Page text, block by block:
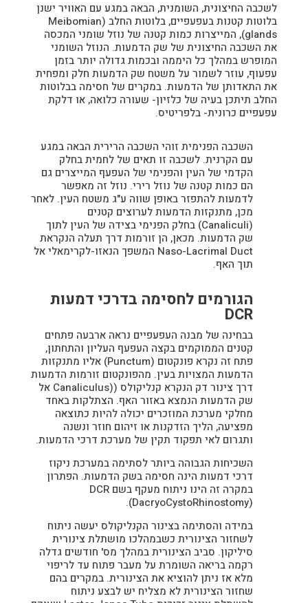
לשכבה החיצונית, השומנית, הבאה במגע עם האוויר ישנן
בלוטות קטנות בעפעפיים, בלוטות החלב (Meibomian
glands), המייצרות כמות קטנה של נוזל שומני המכסה
את השכבה החיצונית של שק הדמעות. הנוזל השומני
המופרש במהלך כל היממה ובכמות גדולה יותר בזמן
עפעוף, עוזר לשמור על משטח שק הדמעות חלק ומפחית
את התאדותן של הדמעות. במקרים של חסימה בבלוטות
החלב תיתכן בעיה של כלזיון- שעורה כלואה, או דלקת
עפעפיים כרונית- בלפריטיס.
השכבה הפנימית זוהי השכבה הרירית הבאה במגע
עם הקרנית. לשכבה זו תאים של לחמית בחלק
הקדמי של העין והפנימי של העפעף המייצרים גם
הם כמות קטנה של נוזל רירי. נוזל זה מאפשר
לדמעות להתפזר באופן שווה ע"ג משטח העין. לאחר
מכן, מתנקזות הדמעות לערוצים קטנים
(Canaliculi) בחלק הפנימי בצידה של העין לתוך
שק הדמעות. מכאן, הן זורמות דרך תעלה הנקראת
Naso-Lacrimal Duct המשפך הנאזו-לקרימאלי אל
תוך האף.
הגורמים לחסימה בדרכי דמעות
DCR
בבחינה של מבנה העפעפיים נראה ארבעה פתחים
קטנים הממוקמים בקצה העפעף העליון והתחתון,
פתח זה נקרא פונקטום (Punctum) אליו מתנקזות
הדמעות המצויות בעין. מהפונקטום זורמות הדמעות
דרך צינור דק הנקרא קנליקולס ((Canaliculus אל
שק הדמעות הנמצא באזור האף. הצתלקות באחד
מחלקי מערכת המוזכרים יכולה להיות כתוצאה
מפציעה, הליך הזדקנות או זיהום חוזר ונשנה
ותגרום לאי תפקוד תקין של מערכת דרכי הדמעות.
השכיחות הגבוהה ביותר לסתימה במערכת ניקוז
דרכי דמעות הינה חסימה בשק הדמעות. הפתרון
במקרה זה הינו ניתוח מעקף בשם DCR
(DacryoCystoRhinostomy).
במידה והסתימה בצינור הקנליקולס יעשה ניתוח
לשחזור הצינורית כשבמהלכו מושתלת צינורית
סיליקון. סביב הצינורית במהלך מס' חודשים גדלה
רקמה בריאה השומרת על מעבר פתוח עד לריפוי
מלא אז ניתן להוציא את הצינורית. במקרים בהם
שחזור הצינורית לא מצליח יש לבצע ניתוח